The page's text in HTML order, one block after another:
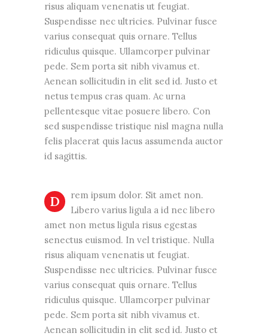
risus aliquam venenatis ut feugiat.
Suspendisse nec ultricies. Pulvinar fusce
varius consequat quis ornare. Tellus
ridiculus quisque. Ullamcorper pulvinar
pede. Sem porta sit nibh vivamus et.
Aenean sollicitudin in elit sed id. Justo et
netus tempus cras quam. Ac urna
pellentesque vitae posuere libero. Con
sed suspendisse tristique nisl magna nulla
felis placerat quis lacus assumenda auctor
id sagittis.
D
rem ipsum dolor. Sit amet non.
Libero varius ligula a id nec libero
amet non metus ligula risus egestas
senectus euismod. In vel tristique. Nulla
risus aliquam venenatis ut feugiat.
Suspendisse nec ultricies. Pulvinar fusce
varius consequat quis ornare. Tellus
ridiculus quisque. Ullamcorper pulvinar
pede. Sem porta sit nibh vivamus et.
Aenean sollicitudin in elit sed id. Justo et